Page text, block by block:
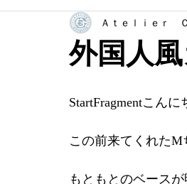
外国人
Ａｔｅｌｉｅｒ
StartFragmentこん
この前来てくれた
もともとのベース